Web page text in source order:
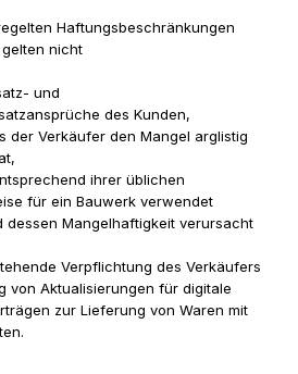
Haftungsbeschränkungen
nicht
und
des Kunden,
der Verkäufer den Mangel arglistig
ihrer üblichen
für ein Bauwerk verwendet
dessen Mangelhaftigkeit verursacht
Verpflichtung des Verkäufers
von Aktualisierungen für digitale
zur Lieferung von Waren mit